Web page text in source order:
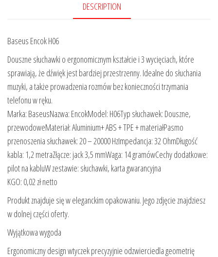
DESCRIPTION
Baseus Encok H06
Douszne słuchawki o ergonomicznym kształcie i 3 wycięciach, które
sprawiają, że dźwięk jest bardziej przestrzenny. Idealne do słuchania
muzyki, a także prowadzenia rozmów bez konieczności trzymania
telefonu w ręku.
Marka: BaseusNazwa: EncokModel: H06Typ słuchawek: Douszne,
przewodoweMateriał: Aluminium+ ABS + TPE + materiałPasmo
przenoszenia słuchawek: 20 – 20000 HzImpedancja: 32 OhmDługość
kabla: 1,2 metraZłącze: jack 3,5 mmWaga: 14 gramówCechy dodatkowe:
pilot na kabluW zestawie: słuchawki, karta gwarancyjna
KGO: 0,02 zł netto
Produkt znajduje się w eleganckim opakowaniu. Jego zdjęcie znajdziesz
w dolnej części oferty.
Wyjątkowa wygoda
Ergonomiczny design wtyczek precyzyjnie odzwierciedla geometrię